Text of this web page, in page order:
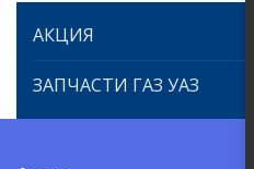
АКЦИЯ
ЗАПЧАСТИ ГАЗ УАЗ